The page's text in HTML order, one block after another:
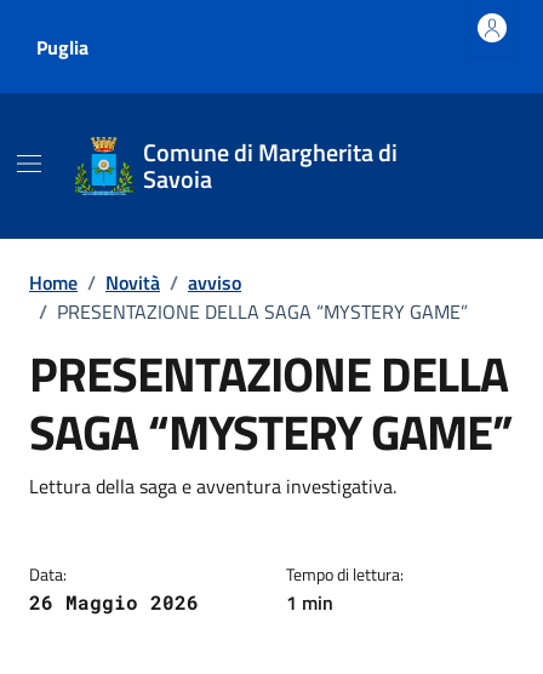
Puglia
Comune di Margherita di
Savoia
Home / Novità / avviso
/ PRESENTAZIONE DELLA SAGA “MYSTERY GAME”
PRESENTAZIONE DELLA
SAGA “MYSTERY GAME”
Dettagli della notizia
Lettura della saga e avventura investigativa.
Data:
26 Maggio 2026
Tempo di lettura:
1 min